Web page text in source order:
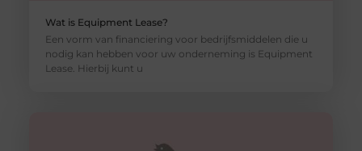
Wat is Equipment Lease?
Een vorm van financiering voor bedrijfsmiddelen die u
nodig kan hebben voor uw onderneming is Equipment
Lease. Hierbij kunt u